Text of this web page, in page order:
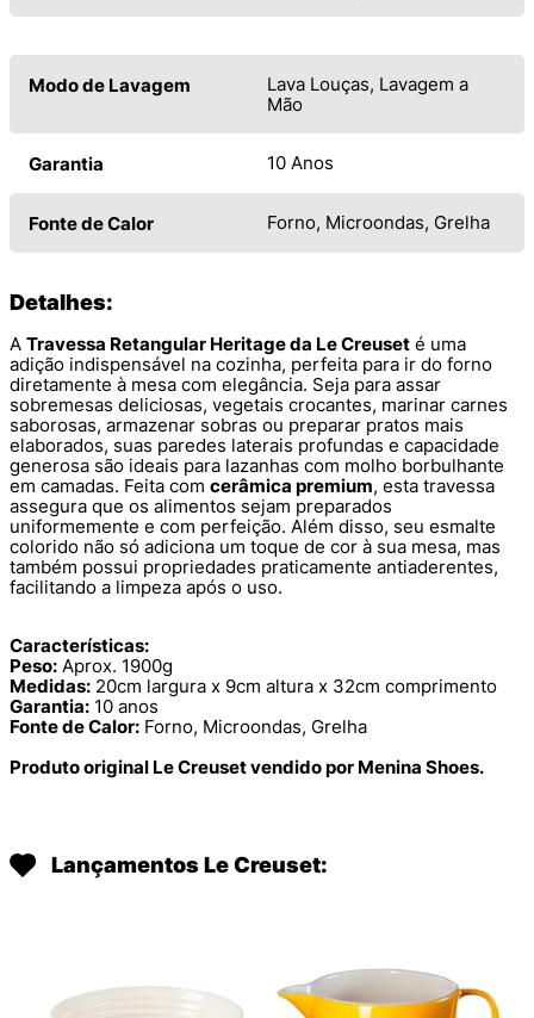
Modo de Lavagem
Lava Louças, Lavagem a
Mão
Garantia 10 Anos
Fonte de Calor Forno, Microondas, Grelha
Detalhes:
A Travessa Retangular Heritage da Le Creuset é uma
adição indispensável na cozinha, perfeita para ir do forno
diretamente à mesa com elegância. Seja para assar
sobremesas deliciosas, vegetais crocantes, marinar carnes
saborosas, armazenar sobras ou preparar pratos mais
elaborados, suas paredes laterais profundas e capacidade
generosa são ideais para lazanhas com molho borbulhante
em camadas. Feita com cerâmica premium, esta travessa
assegura que os alimentos sejam preparados
uniformemente e com perfeição. Além disso, seu esmalte
colorido não só adiciona um toque de cor à sua mesa, mas
também possui propriedades praticamente antiaderentes,
facilitando a limpeza após o uso.
Características:
Peso: Aprox. 1900g
Medidas: 20cm largura x 9cm altura x 32cm comprimento
Garantia: 10 anos
Fonte de Calor: Forno, Microondas, Grelha
Produto original Le Creuset vendido por Menina Shoes.
Lançamentos Le Creuset: